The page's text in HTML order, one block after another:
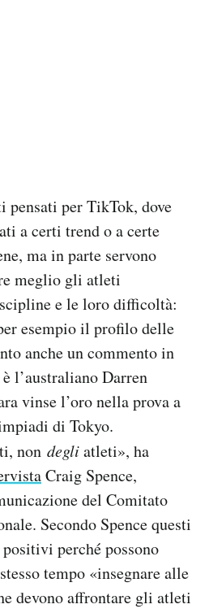
pensati per TikTok, dove
a certi trend o a certe
ma in parte servono
meglio gli atleti
e le loro difficoltà:
esempio il profilo delle
anche un commento in
l’australiano Darren
vinse l’oro nella prova a
di Tokyo.
non degliatleti», ha
Craig Spence,
del Comitato
Secondo Spence questi
perché possono
tempo «insegnare alle
devono affrontare gli atleti